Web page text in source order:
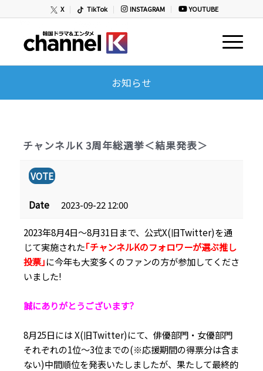
X TikTok INSTAGRAM YOUTUBE
お知らせ
チャンネルK 3周年総選挙＜結果発表＞
VOTE
Date 2023-09-22 12:00
2023年8月4日～8月31日まで、公式X(旧Twitter)を通
じて実施された｢チャンネルKのフォロワーが選ぶ推し
投票｣に今年も大変多くのファンの方が参加してくださ
いました!
誠にありがとうございます?
8月25日には X(旧Twitter)にて、俳優部門・女優部門
それぞれの1位～3位までの(※応援期間の得票分は含ま
ない)中間順位を発表いたしましたが、果たして最終的